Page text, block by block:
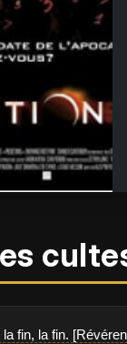
fin, la fin.